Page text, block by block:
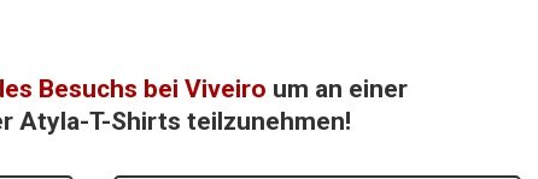
Besuchs bei Viveiro um an einer
Atyla-T-Shirts teilzunehmen!